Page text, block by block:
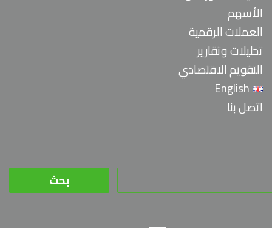
الأسهم
العملات الرقمية
تحليلات وتقارير
التقويم الاقتصادي
English
اتصل بنا
البحث
عن: